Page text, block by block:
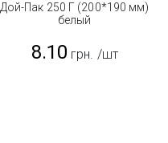
Дой-Пак 250 Г (200*190 мм)
белый
8.10 грн. /шт